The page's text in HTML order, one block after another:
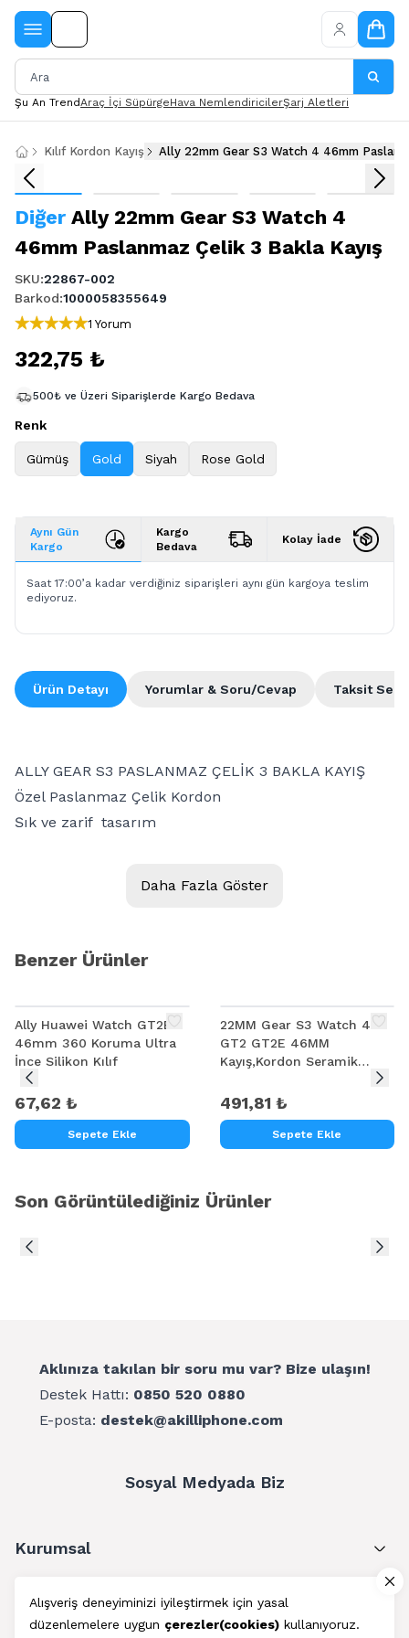
Alışveriş deneyiminizi iyileştirmek için yasal
düzenlemelere uygun çerezler(cookies) kullanıyoruz.
Şu An TrendAraç İçi SüpürgeHava NemlendiricilerŞarj Aletleri
Kılıf Kordon Kayış Ally 22mm Gear S3 Watch 4 46mm
Diğer Ally 22mm Gear S3 Watch 4
46mm Paslanmaz Çelik 3 Bakla Kayış
SKU:22867-002
Barkod:1000058355649
1 Yorum
322,75 ₺
500₺ ve Üzeri Siparişlerde Kargo Bedava
Renk
Gümüş Gold Siyah Rose Gold
Aynı Gün
Kargo
Kargo
Bedava
Kolay İade
Saat 17:00’a kadar verdiğiniz siparişleri aynı gün kargoya teslim
ediyoruz.
Ürün Detayı Taksit
Yorumlar & Soru/Cevap
ALLY GEAR S3 PASLANMAZ ÇELİK 3 BAKLA KAYIŞ
Özel Paslanmaz Çelik Kordon
Şık ve zarif tasarım
Daha Fazla Göster
Benzer Ürünler
Ally Huawei Watch GT2E
46mm 360 Koruma Ultra
İnce Silikon Kılıf
67,62 ₺
Sepete Ekle
22MM Gear S3 Watch 4 -
GT2 GT2E 46MM
Kayış,Kordon Seramik
491,81 ₺
Sepete Ekle
Son Görüntülediğiniz Ürünler
Aklınıza takılan bir soru mu var? Bize ulaşın!
Destek Hattı: 0850 520 0880
E-posta: destek@akilliphone.com
Sosyal Medyada Biz
Kurumsal
Müşteri Hizmetleri